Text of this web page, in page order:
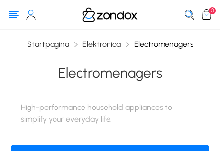
0
Startpagina Elektronica Electromenagers
Electromenagers
High-performance household appliances to
simplify your everyday life.